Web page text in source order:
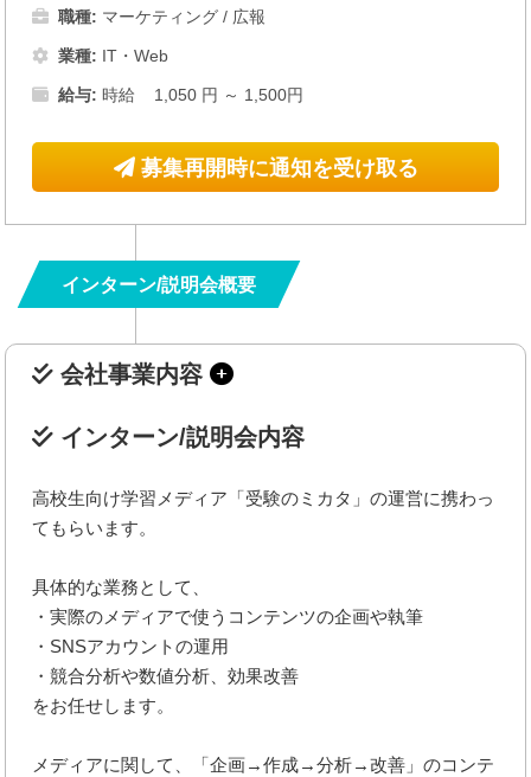
職種: マーケティング / 広報
業種: IT・Web
給与: 時給 1,050 円 ～ 1,500円
募集再開時に通知を受け取る
インターン/説明会概要
会社事業内容
インターン/説明会内容
高校生向け学習メディア「受験のミカタ」の運営に携わっ
てもらいます。
具体的な業務として、
・実際のメディアで使うコンテンツの企画や執筆
・SNSアカウントの運用
・競合分析や数値分析、効果改善
をお任せします。
メディアに関して、「企画→作成→分析→改善」のコンテ